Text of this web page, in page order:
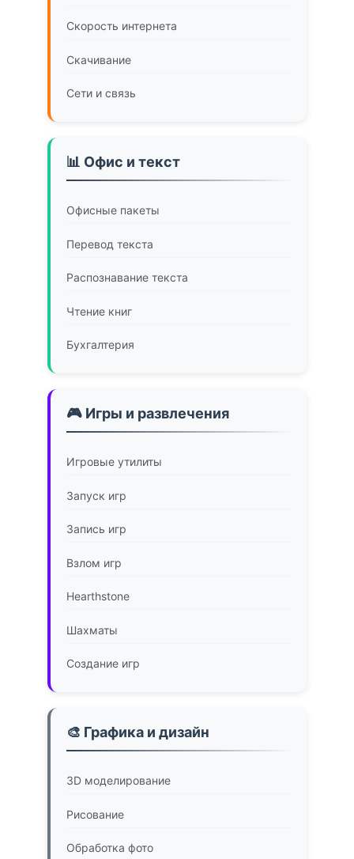
Скорость интернета
Скачивание
Сети и связь
📊 Офис и текст
Офисные пакеты
Перевод текста
Распознавание текста
Чтение книг
Бухгалтерия
🎮 Игры и развлечения
Игровые утилиты
Запуск игр
Запись игр
Взлом игр
Hearthstone
Шахматы
Создание игр
🎨 Графика и дизайн
3D моделирование
Рисование
Обработка фото